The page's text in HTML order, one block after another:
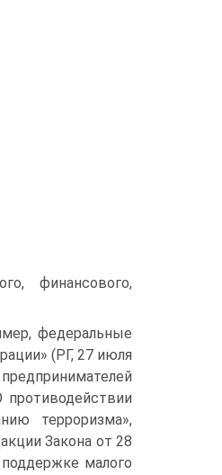
финансового,
федеральные
(РГ, 27 июля
противодействии
терроризма»,
Закона от 28
малого